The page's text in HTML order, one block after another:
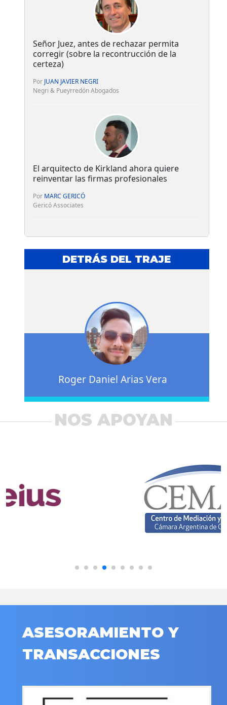
Señor Juez, antes de rechazar permita
corregir (sobre la recontrucción de la
certeza)
Por JUAN JAVIER NEGRI
Negri & Pueyrredón Abogados
El arquitecto de Kirkland ahora quiere
reinventar las firmas profesionales
Por MARC GERICÓ
Gericó Associates
DETRÁS DEL TRAJE
Roger Daniel Arias Vera
NOS APOYAN
ASESORAMIENTO Y
TRANSACCIONES